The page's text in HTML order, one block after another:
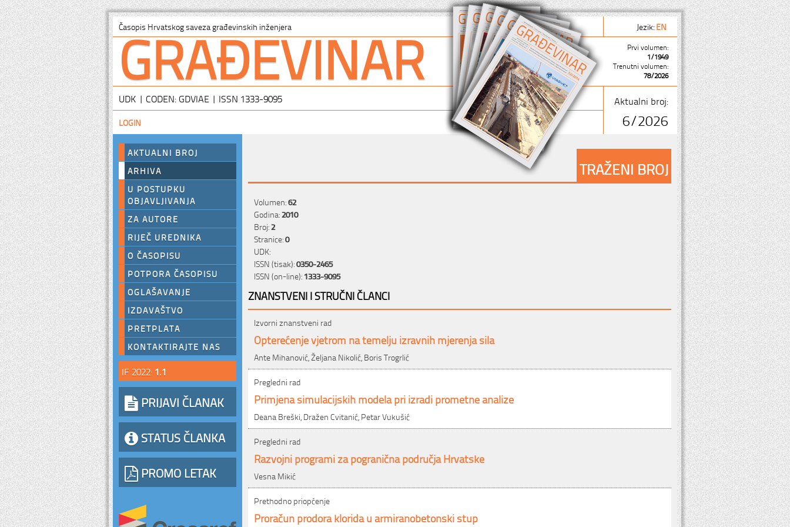
Časopis Hrvatskog saveza građevinskih inženjera Jezik:EN
GRAĐEVINAR
Prvi volumen:
1/1949
Trenutni volumen:
78/2026
UDK | CODEN: GDVIAE | ISSN 1333-9095 Aktualni broj:
6/2026
LOGIN
AKTUALNI BROJ
ARHIVA
U POSTUPKU
OBJAVLJIVANJA
ZA AUTORE
RIJEČ UREDNIKA
O ČASOPISU
POTPORA ČASOPISU
OGLAŠAVANJE
IZDAVAŠTVO
PRETPLATA
KONTAKTIRAJTE NAS
IF 2022: 1.1
PRIJAVI ČLANAK
STATUS ČLANKA
PROMO LETAK
TRAŽENI BROJ
Volumen:62
Godina:2010
Broj:2
Stranice:0
UDK:
ISSN (tisak):0350-2465
ISSN (on-line):1333-9095
ZNANSTVENI I STRUČNI ČLANCI
Izvorni znanstveni rad
Opterećenje vjetrom na temelju izravnih mjerenja sila
Ante Mihanović, Željana Nikolić, Boris Trogrlić
Pregledni rad
Primjena simulacijskih modela pri izradi prometne analize
Deana Breški, Dražen Cvitanić, Petar Vukušić
Pregledni rad
Razvojni programi za pogranična područja Hrvatske
Vesna Mikić
Prethodno priopćenje
Proračun prodora klorida u armiranobetonski stup